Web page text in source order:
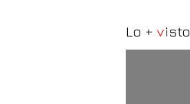
Lo + visto